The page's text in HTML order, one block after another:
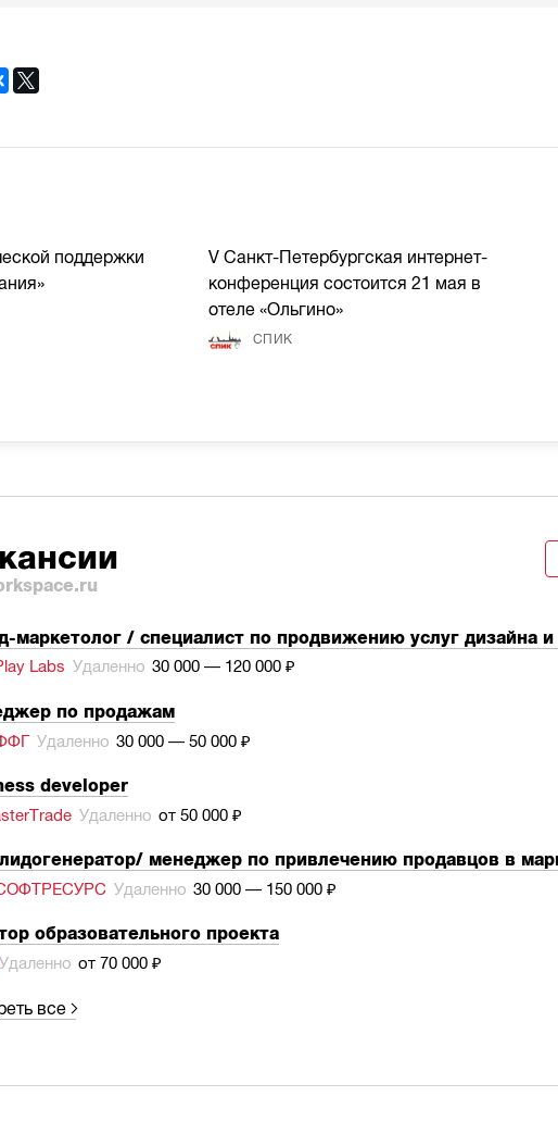
поддержки
V Санкт-Петербургская интернет-
конференция состоится 21 мая в
отеле «Ольгино»
СПИК
маркетолог / специалист по продвижению услуг дизайна
Labs Удаленно 30 000 — 120 000 ₽
по продажам
Удаленно 30 000 — 50 000 ₽
developer
Удаленно от 50 000 ₽
менеджер по привлечению продавцов в
Удаленно 30 000 — 150 000 ₽
образовательного проекта
Удаленно от 70 000 ₽
все